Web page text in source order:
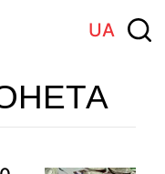
UA